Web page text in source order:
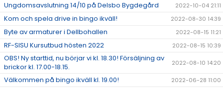
Ungdomsavslutning 14/10 på Delsbo Bygdegård 2022-10-04 21:11
Kom och spela drive in bingo ikväll! 2022-08-30 14:39
Byte av armaturer i Dellbohallen 2022-08-15 11:21
RF-SISU Kursutbud hösten 2022 2022-08-15 10:39
OBS! Ny starttid, nu börjar vi kl. 18.30! Försäljning av
brickor kl. 17.00-18.15.
2022-08-10 14:20
Välkommen på bingo ikväll kl. 19.00! 2022-06-28 11:00